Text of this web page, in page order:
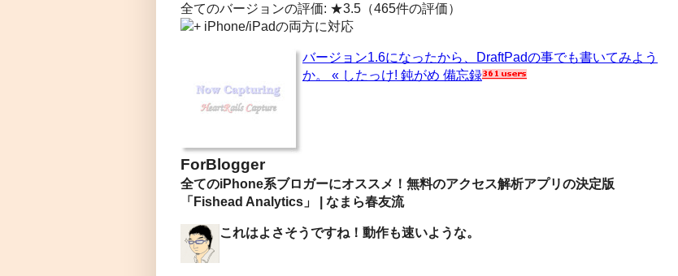
全てのバージョンの評価: ★3.5（465件の評価）
iPhone/iPadの両方に対応
バージョン1.6になったから、DraftPadの事でも書いてみよう
か。 « したっけ! 鈍がめ 備忘録
ForBlogger
全てのiPhone系ブロガーにオススメ！無料のアクセス解析アプリの決定版
「Fishead Analytics」 | なまら春友流
これはよさそうですね！動作も速いような。